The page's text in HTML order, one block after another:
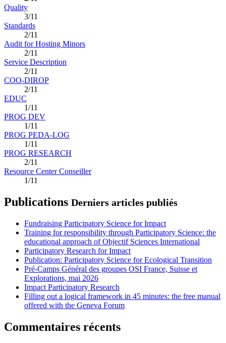
Quality
3/11
Standards
2/11
Audit for Hosting Minors
2/11
Service Description
2/11
COO-DIROP
2/11
EDUC
1/11
PROG DEV
1/11
PROG PEDA-LOG
1/11
PROG RESEARCH
2/11
Resource Center Conseiller
1/11
Publications Derniers articles publiés
Fundraising Participatory Science for Impact
Training for responsibility through Participatory Science: the
educational approach of Objectif Sciences International
Participatory Research for Impact
Publication: Participatory Science for Ecological Transition
Pré-Camps Général des groupes OSI France, Suisse et
Explorations, mai 2026
Impact Participatory Research
Filling out a logical framework in 45 minutes: the free manual
offered with the Geneva Forum
Commentaires récents